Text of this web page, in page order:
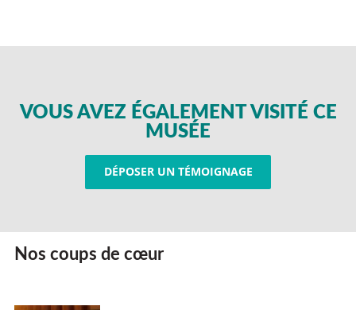
VOUS AVEZ ÉGALEMENT VISITÉ CE
MUSÉE
DÉPOSER UN TÉMOIGNAGE
Nos coups de cœur